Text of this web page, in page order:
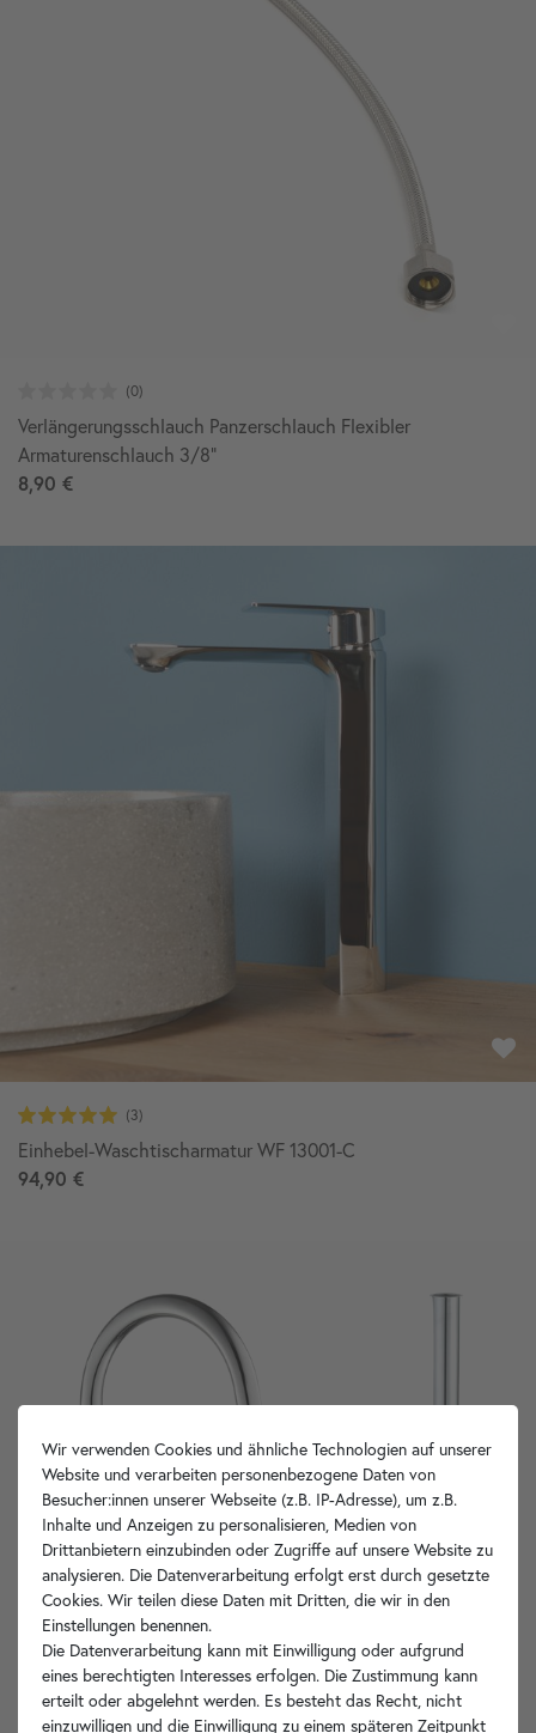
Verlängerungsschlauch Panzerschlauch Flexibler
Armaturenschlauch 3/8"
8,90 €
Einhebel-Waschtischarmatur WF 13001-C
94,90 €
Wir verwenden Cookies und ähnliche Technologien auf unserer
Website und verarbeiten personenbezogene Daten von
Besucher:innen unserer Webseite (z.B. IP-Adresse), um z.B.
Inhalte und Anzeigen zu personalisieren, Medien von
Drittanbietern einzubinden oder Zugriffe auf unsere Website zu
analysieren. Die Datenverarbeitung erfolgt erst durch gesetzte
Cookies. Wir teilen diese Daten mit Dritten, die wir in den
Einstellungen benennen.
Die Datenverarbeitung kann mit Einwilligung oder aufgrund
eines berechtigten Interesses erfolgen. Die Zustimmung kann
erteilt oder abgelehnt werden. Es besteht das Recht, nicht
einzuwilligen und die Einwilligung zu einem späteren Zeitpunkt